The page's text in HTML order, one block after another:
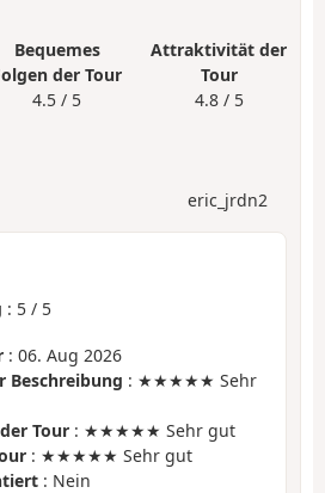
Bequemes
der Tour
4.5 / 5
Attraktivität der
Tour
4.8 / 5
eric_jrdn2
: 5 / 5
: 06. Aug 2026
Beschreibung : ★★★★★ Sehr
Tour : ★★★★★ Sehr gut
: ★★★★★ Sehr gut
: Nein